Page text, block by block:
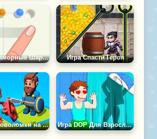
Игра Мраморные Шарики 3Д Игра Спасти Героя
Игра Головоломки на Платформе Игра DOP Для Взрослых: Сотри, Дорисуй, Найди